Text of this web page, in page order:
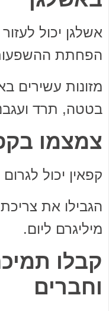
אשלגן יכול
הפחתת
מזונות עשירים
בטטה, תרד
צמצמו
קפאין יכול
מיליגרם ליום.
קבלו
וחברים